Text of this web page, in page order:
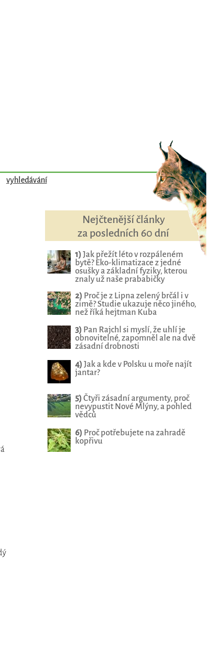
vyhledávání
Nejčtenější články
za posledních 60 dní
1) Jak přežít léto v rozpáleném
bytě? Eko-klimatizace z jedné
osušky a základní fyziky, kterou
znaly už naše prababičky
2) Proč je z Lipna zelený brčál i v
zimě? Studie ukazuje něco jiného,
než říká hejtman Kuba
3) Pan Rajchl si myslí, že uhlí je
obnovitelné, zapomněl ale na dvě
zásadní drobnosti
4) Jak a kde v Polsku u moře najít
jantar?
5) Čtyři zásadní argumenty, proč
nevypustit Nové Mlýny, a pohled
vědců
6) Proč potřebujete na zahradě
kopřivu